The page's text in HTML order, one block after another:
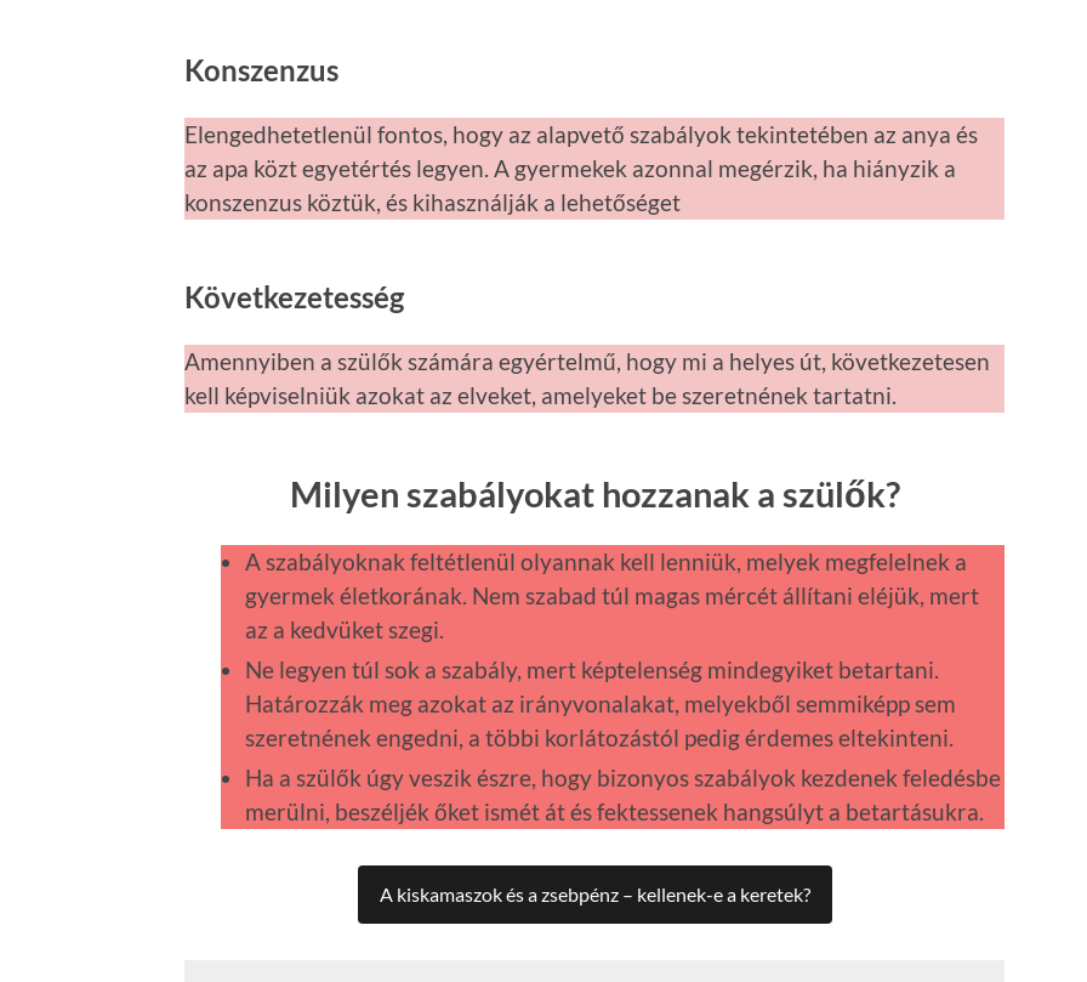
Konszenzus
Elengedhetetlenül fontos, hogy az alapvető szabályok tekintetében az anya és
az apa közt egyetértés legyen. A gyermekek azonnal megérzik, ha hiányzik a
konszenzus köztük, és kihasználják a lehetőséget
Következetesség
Amennyiben a szülők számára egyértelmű, hogy mi a helyes út, következetesen
kell képviselniük azokat az elveket, amelyeket be szeretnének tartatni.
Milyen szabályokat hozzanak a szülők?
A szabályoknak feltétlenül olyannak kell lenniük, melyek megfelelnek a
gyermek életkorának. Nem szabad túl magas mércét állítani eléjük, mert
az a kedvüket szegi.
Ne legyen túl sok a szabály, mert képtelenség mindegyiket betartani.
Határozzák meg azokat az irányvonalakat, melyekből semmiképp sem
szeretnének engedni, a többi korlátozástól pedig érdemes eltekinteni.
Ha a szülők úgy veszik észre, hogy bizonyos szabályok kezdenek feledésbe
merülni, beszéljék őket ismét át és fektessenek hangsúlyt a betartásukra.
A kiskamaszok és a zsebpénz – kellenek-e a keretek?